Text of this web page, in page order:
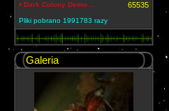
Dark Colony Demo ... 65535
Pliki pobrano 1991783 razy
Galeria